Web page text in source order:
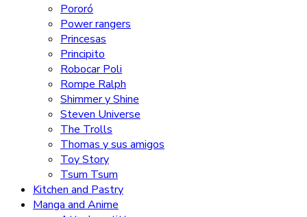
Pororó
Power rangers
Princesas
Principito
Robocar Poli
Rompe Ralph
Shimmer y Shine
Steven Universe
The Trolls
Thomas y sus amigos
Toy Story
Tsum Tsum
Kitchen and Pastry
Manga and Anime